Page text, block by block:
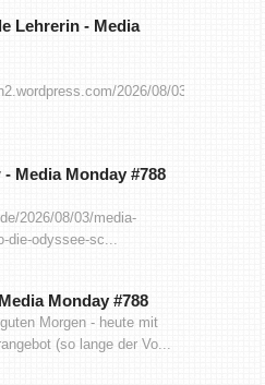
Lehrerin - Media
2026/08/03/media-
- Media Monday #788
2026/08/03/media-
die-odyssee-sc...
Media Monday #788
Morgen - heute mit
(so lange der Vo...